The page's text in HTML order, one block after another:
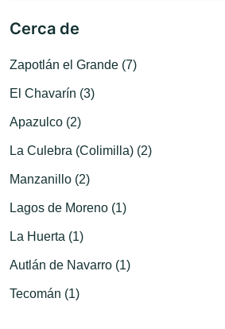
Cerca de
Zapotlán el Grande (7)
El Chavarín (3)
Apazulco (2)
La Culebra (Colimilla) (2)
Manzanillo (2)
Lagos de Moreno (1)
La Huerta (1)
Autlán de Navarro (1)
Tecomán (1)